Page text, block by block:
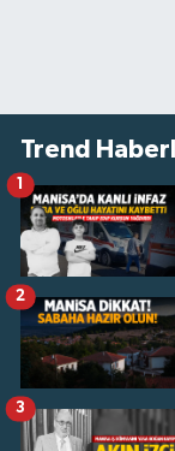
Trend
2
3